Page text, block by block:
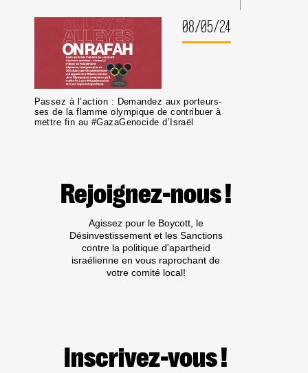
08/05/24
Passez à l’action : Demandez aux porteurs-
ses de la flamme olympique de contribuer à
mettre fin au #GazaGenocide d’Israël
Rejoignez-nous !
Agissez pour le Boycott, le
Désinvestissement et les Sanctions
contre la politique d'apartheid
israélienne en vous raprochant de
votre comité local!
Inscrivez-vous !